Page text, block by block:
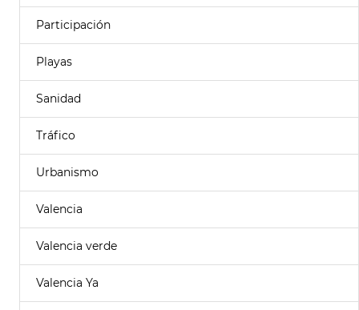
Participación
Playas
Sanidad
Tráfico
Urbanismo
Valencia
Valencia verde
Valencia Ya